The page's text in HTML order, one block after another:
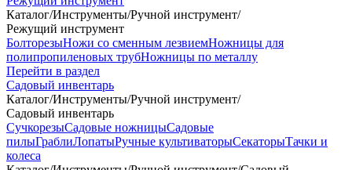
Каталог/Инструменты/Ручной инструмент/
Режущий инструмент
БолторезыНожи со сменным лезвиемНожницы для
полипропиленовых трубНожницы по металлу
Перейти в раздел
Садовый инвентарь
Каталог/Инструменты/Ручной инструмент/
Садовый инвентарь
СучкорезыСадовые ножницыСадовые
пилыГраблиЛопатыРучные культиваторыСекаторыТачки и
колеса